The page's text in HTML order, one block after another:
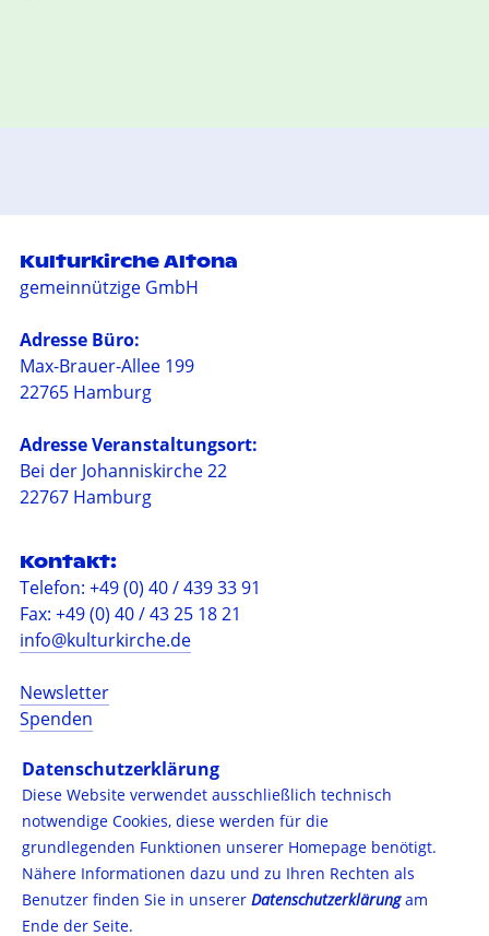
Kulturkirche Altona
gemeinnützige GmbH
Adresse Büro:
Max-Brauer-Allee 199
22765 Hamburg
Adresse Veranstaltungsort:
Bei der Johanniskirche 22
22767 Hamburg
Kontakt:
Telefon: +49 (0) 40 / 439 33 91
Fax: +49 (0) 40 / 43 25 18 21
info@kulturkirche.de
Newsletter
Spenden
Impressum
Datenschutzerklärung
Presse
Folgen Sie uns auf:
Instagram
Datenschutzerklärung
Diese Website verwendet ausschließlich technisch
notwendige Cookies, diese werden für die
grundlegenden Funktionen unserer Homepage benötigt.
Nähere Informationen dazu und zu Ihren Rechten als
Benutzer finden Sie in unserer Datenschutzerklärungam
Ende der Seite.